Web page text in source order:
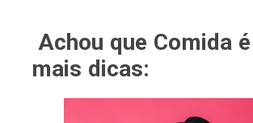
Achou que Comida
mais dicas: